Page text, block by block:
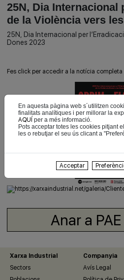
25N, Dia
de la Violència vers
25N, Dia Internacional per
Dones 2023
Fes click per accedir a la notícia completa
Anar a
En aquesta pàgina web s´utilitzen
finalitats analítiques i per millorar la
AQUÍ per a més informació.
Pots acceptar totes les cookies pitjant
les o rebutjar el seu ús clicant a
Acceptar
Xarxa Industrial Companyia
Sectors
Avís Legal